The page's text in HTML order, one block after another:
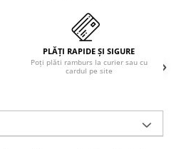
PLĂȚI RAPIDE ȘI SIGURE
Poți plăti ramburs la curier sau cu
cardul pe site